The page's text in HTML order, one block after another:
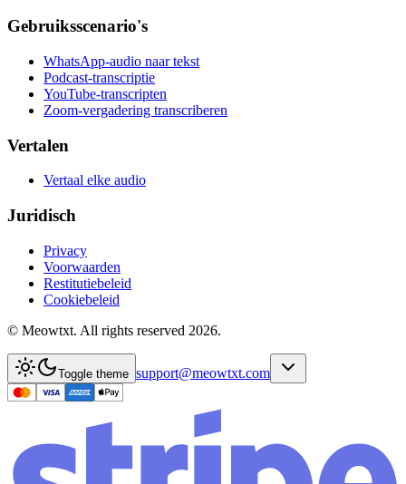
Gebruiksscenario's
WhatsApp-audio naar tekst
Podcast-transcriptie
YouTube-transcripten
Zoom-vergadering transcriberen
Vertalen
Vertaal elke audio
Juridisch
Privacy
Voorwaarden
Restitutiebeleid
Cookiebeleid
© Meowtxt. All rights reserved 2026.
Toggle theme support@meowtxt.com